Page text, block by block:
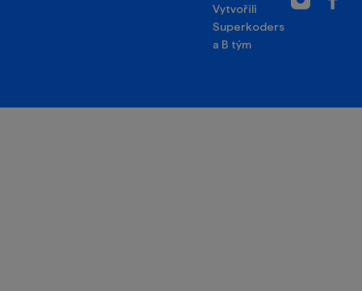
Vytvořili
Superkoders
a B tým